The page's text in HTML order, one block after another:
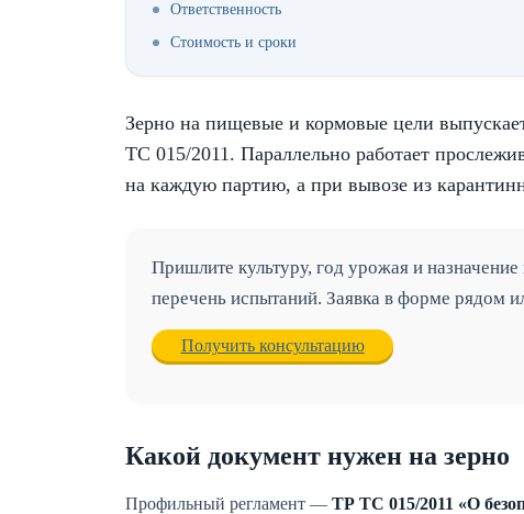
Ответственность
Стоимость и сроки
Зерно на пищевые и кормовые цели
ТС 015/2011. Параллельно работает
на каждую партию, а при вывозе из
Пришлите культуру, год урожая и
перечень испытаний. Заявка в форме рядом
Получить консультацию
Какой документ нужен на зерно
Профильный регламент — ТР ТС 015/2011 «О